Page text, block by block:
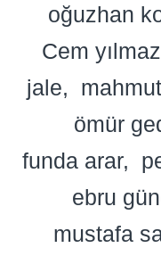
oğuzhan
Cem yılmaz
jale
ömür
funda arar
ebru
mustafa